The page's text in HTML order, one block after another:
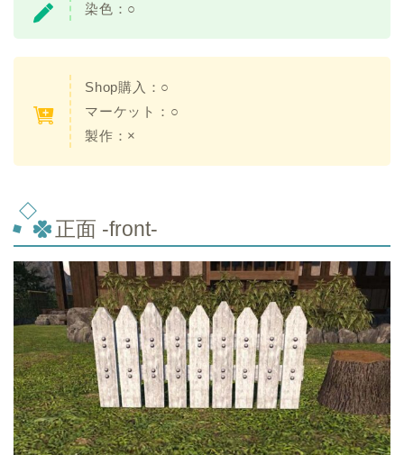
染色：○
Shop購入：○
マーケット：○
製作：×
正面 -front-